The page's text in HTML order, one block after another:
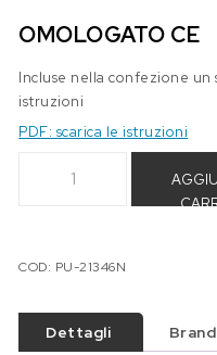
OMOLOGATO CE
Incluse nella confezione
istruzioni
PDF: scarica le istruzioni
COD: PU-21346N
Dettagli Brand